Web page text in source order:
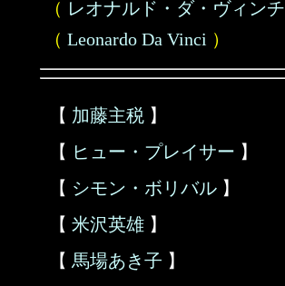
（ レオナルド・ダ・ヴィンチ
（ Leonardo Da Vinci ）
【 加藤主税 】
【 ヒュー・プレイサー 】
【 シモン・ボリバル 】
【 米沢英雄 】
【 馬場あき子 】